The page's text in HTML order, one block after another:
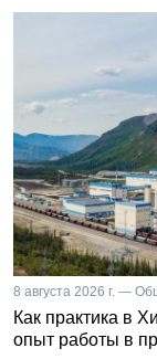
8 августа 2026 г. —
Как практика в
опыт работы в